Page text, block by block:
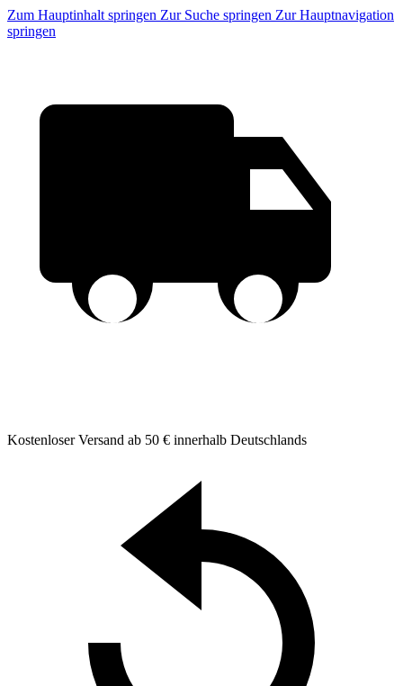
Zum Hauptinhalt springen Zur Suche springen Zur Hauptnavigation
springen
Kostenloser Versand ab 50 € innerhalb Deutschlands